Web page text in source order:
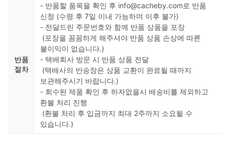
반품
절차
- 반품할 품목을 확인 후 info@cacheby.com로 반품
신청 (수령 후 7일 이내 가능하며 이후 불가)
- 전달드린 주문번호와 함께 반품 상품을 포장
(포장을 꼼꼼하게 해주셔야 반품 상품 손상에 따른
불이익이 없습니다.)
- 택배회사 방문 시 반품 상품 전달
(택배사의 반송장은 상품 교환이 완료될 때까지
보관해주시기 바랍니다.)
- 회수된 제품 확인 후 하자없을시 배송비를 제외하고
환불 처리 진행
(환불 처리 후 입금까지 최대 2주까지 소요될 수
있습니다.)